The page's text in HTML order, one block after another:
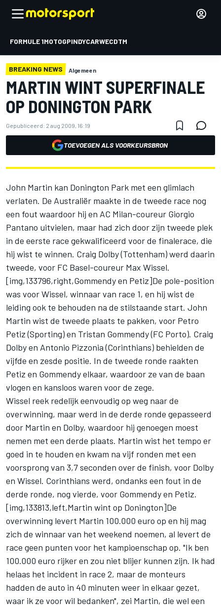
FORMULE 1MOTOGPINDYCARWECDTM
BREAKING NEWS Algemeen
MARTIN WINT SUPERFINALE
OP DONINGTON PARK
Gepubliceerd: 2 aug 2009, 16:19
TOEVOEGEN ALS VOORKEURSBRON
John Martin kan Donington Park met een glimlach
verlaten. De Australiër maakte in de tweede race nog
een fout waardoor hij en AC Milan-coureur Giorgio
Pantano uitvielen, maar had zich door zijn tweede plek
in de eerste race gekwalificeerd voor de finalerace, die
hij wist te winnen. Craig Dolby (Tottenham) werd daarin
tweede, voor FC Basel-coureur Max Wissel.
[img,133796,right,Gommendy en Petiz]De pole-position
was voor Wissel, winnaar van race 1, en hij wist de
leiding ook te behouden na de stilstaande start. John
Martin wist de tweede plaats te pakken, voor Petro
Petiz (Sporting) en Tristan Gommendy (FC Porto). Craig
Dolby en Antonio Pizzonia (Corinthians) behielden de
vijfde en zesde positie. In de tweede ronde raakten
Petiz en Gommendy elkaar, waardoor ze van de baan
vlogen en kansloos waren voor de zege.
Wissel reek redelijk eenvoudig op weg naar de
overwinning, maar werd in de derde ronde gepasseerd
door Martin en Dolby, waardoor hij genoegen moest
nemen met een derde plaats. Martin wist het tempo er
goed in te houden en kwam na vijf ronden met een
voorsprong van 3,7 seconden over de finish, voor Dolby
en Wissel. Corinthians werd, ondanks een fout in de
derde ronde, nog vierde, voor Gommendy en Petiz.
[img,133813,left,Martin wint op Donington]De
overwinning levert Martin 100.000 euro op en hij mag
zich de winnaar van het weekend noemen, al levert de
race geen punten voor het kampioenschap op. "Ik ben
100.000 euro rijker en zou niet blijer kunnen zijn. Ik had
helaas het incident in race 2, maar de monteurs
hadden de auto in 40 minuten weer in elkaar gezet,
waar ik ze voor wil bedanken", zei Martin, die wel een